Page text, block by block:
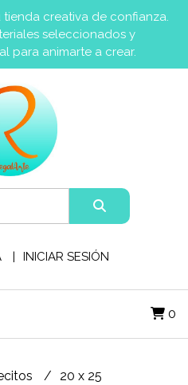
tienda creativa de confianza.
seleccionados y
para animarte a crear.
INICIAR SESIÓN
0
20 x 25